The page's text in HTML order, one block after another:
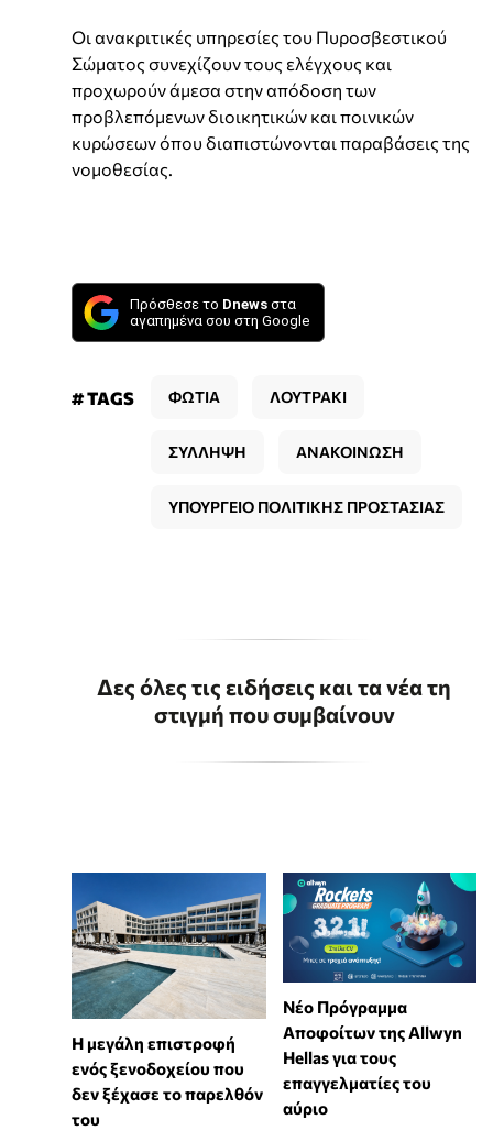
Οι ανακριτικές υπηρεσίες του Πυροσβεστικού
Σώματος συνεχίζουν τους ελέγχους και
προχωρούν άμεσα στην απόδοση των
προβλεπόμενων διοικητικών και ποινικών
κυρώσεων όπου διαπιστώνονται παραβάσεις της
νομοθεσίας.
Πρόσθεσε το Dnews στα
αγαπημένα σου στη Google
# TAGS ΦΩΤΙΑ ΛΟΥΤΡΑΚΙ
ΣΥΛΛΗΨΗ ΑΝΑΚΟΙΝΩΣΗ
ΥΠΟΥΡΓΕΙΟ ΠΟΛΙΤΙΚΗΣ ΠΡΟΣΤΑΣΙΑΣ
Δες όλες τις ειδήσεις και τα νέα τη
στιγμή που συμβαίνουν
Η μεγάλη επιστροφή
ενός ξενοδοχείου που
δεν ξέχασε το παρελθόν
του
Νέο Πρόγραμμα
Αποφοίτων της Allwyn
Hellas για τους
επαγγελματίες του
αύριο